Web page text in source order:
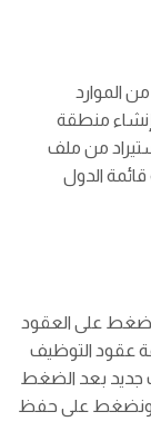
الموارد
منطقة
من ملف
الدول
على العقود
عقود التوظيف
بعد الضغط
ونضغط على حفظ